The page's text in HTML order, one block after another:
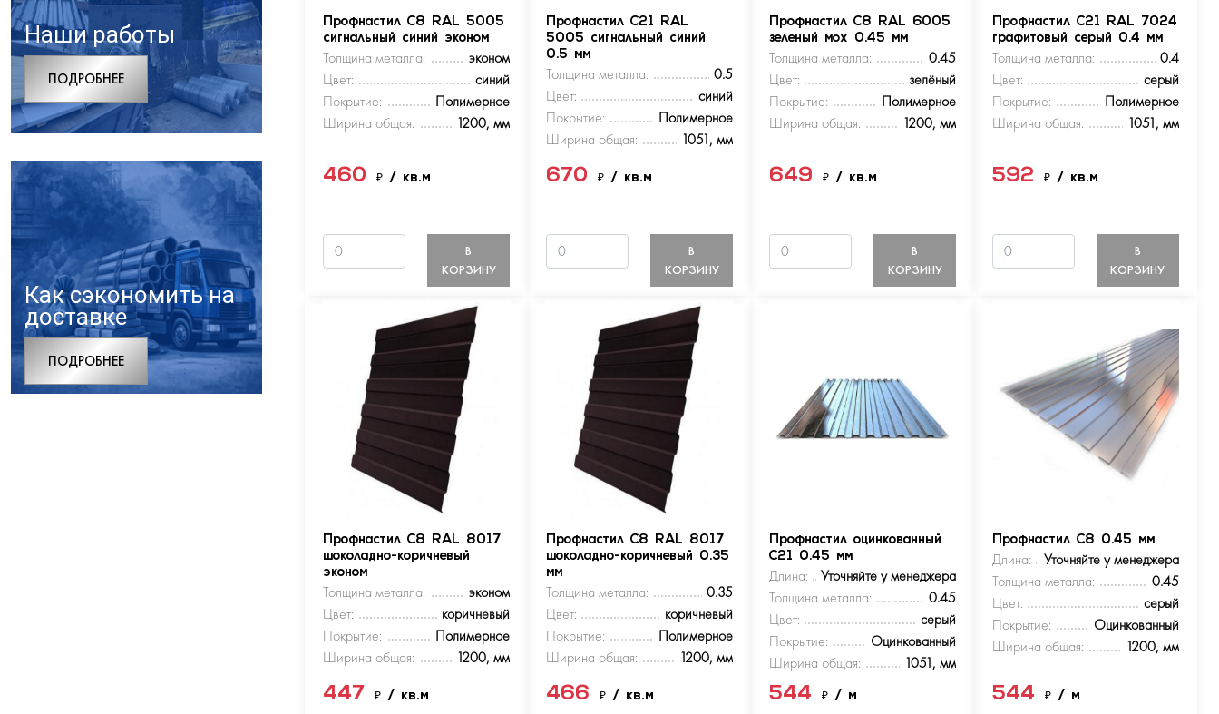
Наши работы
ПОДРОБНЕЕ
Как сэкономить на
доставке
ПОДРОБНЕЕ
Профнастил С8 RAL 5005
сигнальный синий эконом
Толщина металла:
эконом
Цвет:
синий
Покрытие:
Полимерное
Ширина общая:
1200, мм
460₽/ кв.м
В
КОРЗИНУ
Профнастил С21 RAL
5005 сигнальный синий
0.5 мм
Толщина металла:
0.5
Цвет:
синий
Покрытие:
Полимерное
Ширина общая:
1051, мм
670₽/ кв.м
В
КОРЗИНУ
Профнастил С8 RAL 6005
зеленый мох 0.45 мм
Толщина металла:
0.45
Цвет:
зелёный
Покрытие:
Полимерное
Ширина общая:
1200, мм
649₽/ кв.м
В
КОРЗИНУ
Профнастил С21 RAL 7024
графитовый серый 0.4 мм
Толщина металла:
0.4
Цвет:
серый
Покрытие:
Полимерное
Ширина общая:
1051, мм
592 ₽ / кв.м
В
КОРЗИНУ
Профнастил С8 RAL 8017
шоколадно-коричневый
эконом
Толщина металла:
эконом
Цвет:
коричневый
Покрытие:
Полимерное
Ширина общая:
1200, мм
447₽/ кв.м
Профнастил С8 RAL 8017
шоколадно-коричневый 0.35
мм
Толщина металла:
0.35
Цвет:
коричневый
Покрытие:
Полимерное
Ширина общая:
1200, мм
466₽/ кв.м
Профнастил оцинкованный
С21 0.45 мм
Длина:
Уточняйте у менеджера
Толщина металла:
0.45
Цвет:
серый
Покрытие:
Оцинкованный
Ширина общая:
1051, мм
544₽/ м
Профнастил С8 0.45 мм
Длина:
Уточняйте у менеджера
Толщина металла:
0.45
Цвет:
серый
Покрытие:
Оцинкованный
Ширина общая:
1200, мм
544 ₽ / м